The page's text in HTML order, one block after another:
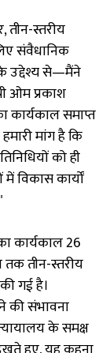
स्तरीय
संवैधानिक
उद्देश्य से—मैंने
ओम प्रकाश
कार्यकाल समाप्त
मांग है कि
को ही
विकास कार्यों
कार्यकाल 26
तक तीन-स्तरीय
गई है।
की संभावना
के समक्ष